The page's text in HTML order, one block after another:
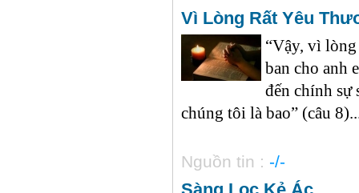
Vì Lòng Rất Yêu
“Vậy, vì
ban cho anh
đến chính sự
chúng tôi là bao” (câu
Nguồn tin : -/-